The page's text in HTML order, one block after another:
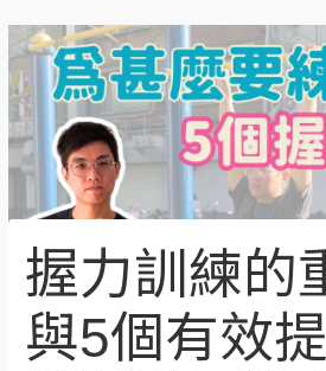
握力訓練的
與5個有效
Post
navigation